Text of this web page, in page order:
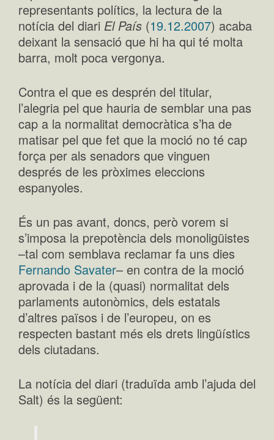
representants polítics, la lectura de la
notícia del diari El País (19.12.2007) acaba
deixant la sensació que hi ha qui té molta
barra, molt poca vergonya.
Contra el que es desprén del titular,
l’alegria pel que hauria de semblar una pas
cap a la normalitat democràtica s’ha de
matisar pel que fet que la moció no té cap
força per als senadors que vinguen
després de les pròximes eleccions
espanyoles.
És un pas avant, doncs, però vorem si
s’imposa la prepotència dels monoligüistes
–tal com semblava reclamar fa uns dies
Fernando Savater– en contra de la moció
aprovada i de la (quasi) normalitat dels
parlaments autonòmics, dels estatals
d’altres països i de l’europeu, on es
respecten bastant més els drets lingüístics
dels ciutadans.
La notícia del diari (traduïda amb l’ajuda del
Salt) és la següent: